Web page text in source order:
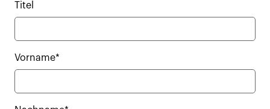
Titel
Vorname*